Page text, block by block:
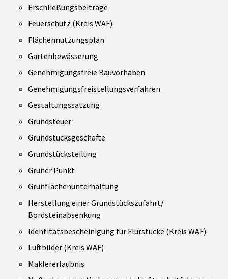
Erschließungsbeiträge
Feuerschutz (Kreis WAF)
Flächennutzungsplan
Gartenbewässerung
Genehmigungsfreie Bauvorhaben
Genehmigungsfreistellungsverfahren
Gestaltungssatzung
Grundsteuer
Grundstücksgeschäfte
Grundstücksteilung
Grüner Punkt
Grünflächenunterhaltung
Herstellung einer Grundstückszufahrt/
Bordsteinabsenkung
Identitätsbescheinigung für Flurstücke (Kreis WAF)
Luftbilder (Kreis WAF)
Maklererlaubnis